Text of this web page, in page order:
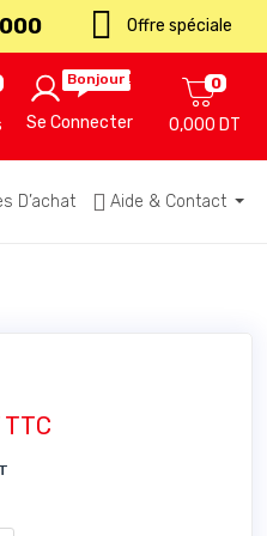
Offre spéciale
Bonjour !
Se Connecter 0,000 DT
0
D’achat Aide & Contact
TTC